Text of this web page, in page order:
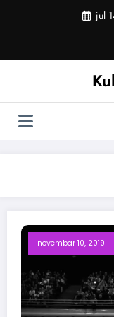
jul
novembar 10, 2019